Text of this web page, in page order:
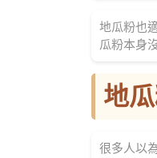
地瓜粉也
瓜粉本身
地
很多人以